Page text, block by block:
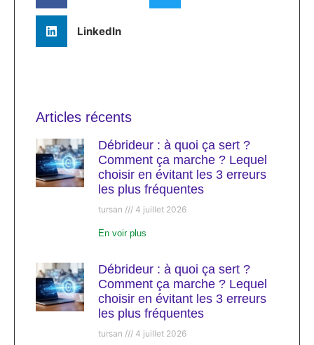
LinkedIn
Articles récents
Débrideur : à quoi ça sert ?
Comment ça marche ? Lequel
choisir en évitant les 3 erreurs
les plus fréquentes
tursan 4 juillet 2026
En voir plus
Débrideur : à quoi ça sert ?
Comment ça marche ? Lequel
choisir en évitant les 3 erreurs
les plus fréquentes
tursan 4 juillet 2026